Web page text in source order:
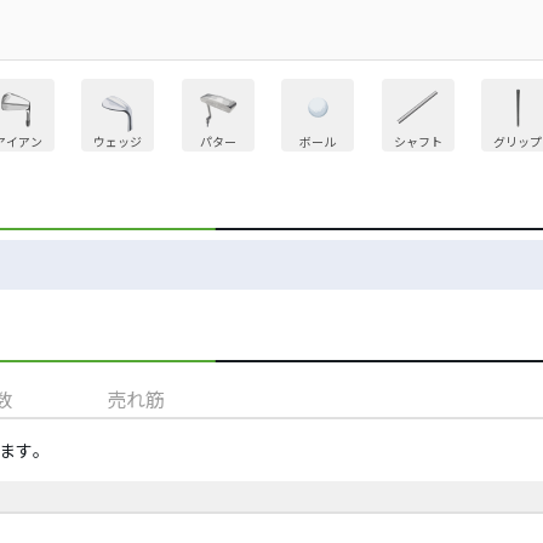
イアン ウェッジ パター ボール シャフト グリップ
売れ筋
す​。